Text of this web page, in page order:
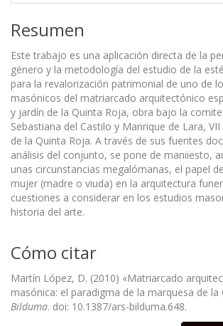
Resumen
Este trabajo es una aplicación directa de la
género y la metodología del estudio de la
para la revalorización patrimonial de uno de
masónicos del matriarcado arquitectónico
y jardín de la Quinta Roja, obra bajo la
Sebastiana del Castilo y Manrique de Lara,
de la Quinta Roja. A través de sus fuentes
análisis del conjunto, se pone de maniiesto,
unas circunstancias megalómanas, el papel
mujer (madre o viuda) en la arquitectura
cuestiones a considerar en los estudios
historia del arte.
Cómo citar
Martín López, D. (2010) «Matriarcado
masónica: el paradigma de la marquesa de
Bilduma. doi: 10.1387/ars-bilduma.648.